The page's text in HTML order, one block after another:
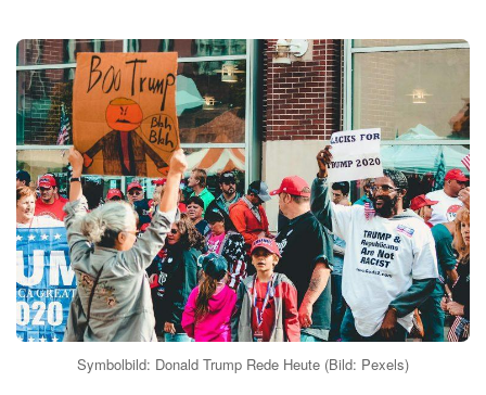
Symbolbild: Donald Trump Rede Heute (Bild: Pexels)